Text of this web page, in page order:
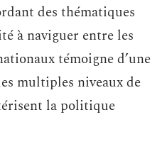
des thématiques
à naviguer entre les
témoigne d’une
multiples niveaux de
la politique